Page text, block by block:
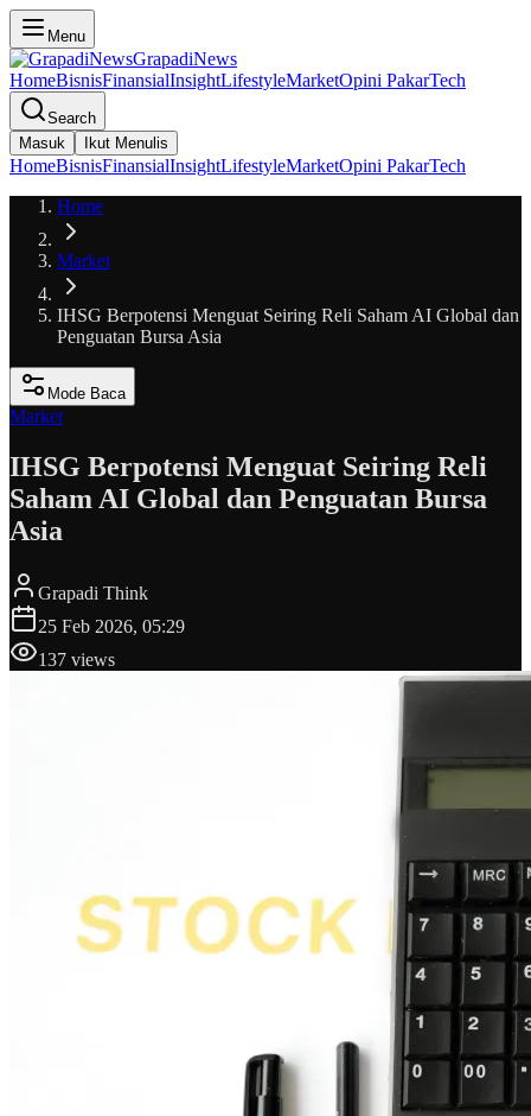
Menu
GrapadiNews
HomeBisnisFinansialInsightLifestyleMarketOpini PakarTech
Search
Masuk
Ikut Menulis
HomeBisnisFinansialInsightLifestyleMarketOpini PakarTech
Home
Market
IHSG Berpotensi Menguat Seiring Reli Saham AI Global dan
Penguatan Bursa Asia
Mode Baca
Market
IHSG Berpotensi Menguat Seiring Reli
Saham AI Global dan Penguatan Bursa
Asia
Grapadi Think
25 Feb 2026, 05:29
137 views